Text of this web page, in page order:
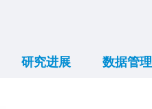
研究进展 数据管理